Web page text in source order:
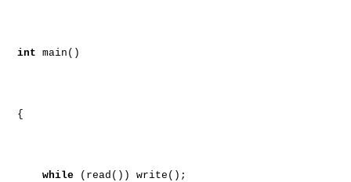
int main()
{
while (read()) write();